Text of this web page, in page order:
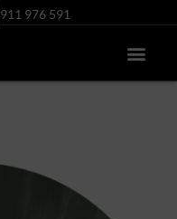
911 976 591